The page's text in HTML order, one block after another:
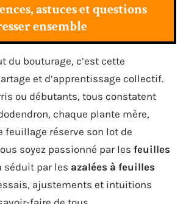
astuces et questions
ensemble
du bouturage, c’est cette
et d’apprentissage collectif.
ou débutants, tous constatent
chaque plante mère,
feuillage réserve son lot de
soyez passionné par les feuilles
séduit par les azalées à feuilles
ajustements et intuitions